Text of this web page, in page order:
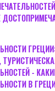
-
В